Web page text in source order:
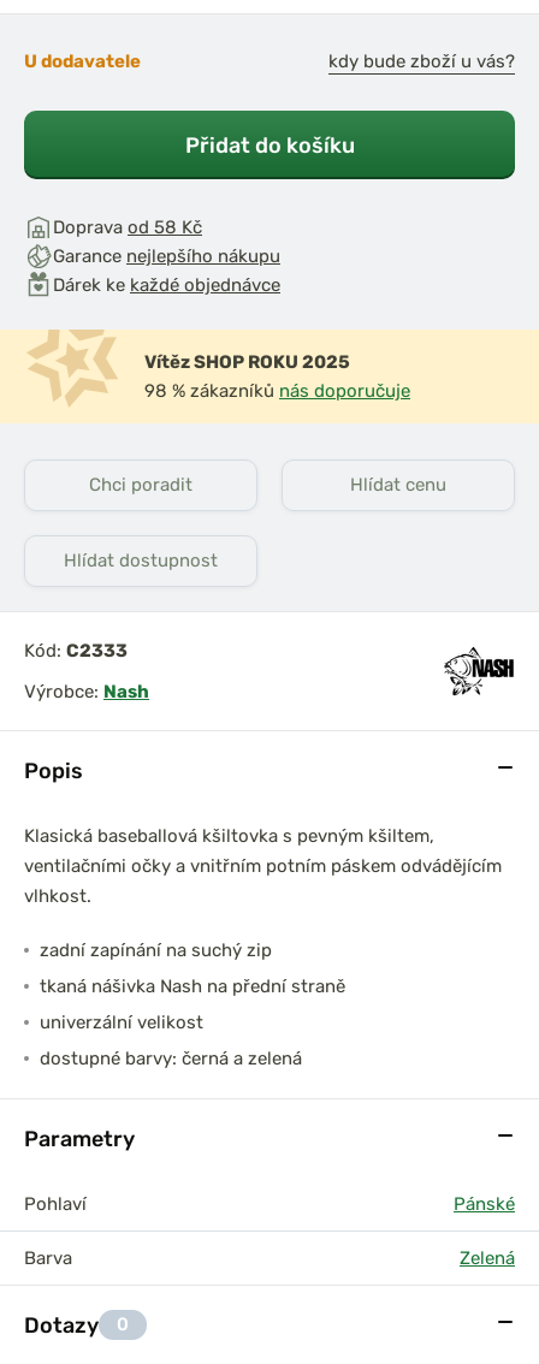
Popis
Klasická baseballová kšiltovka s pevným kšiltem,
ventilačními očky a vnitřním potním páskem odvádějícím
vlhkost.
zadní zapínání na suchý zip
tkaná nášivka Nash na přední straně
univerzální velikost
dostupné barvy: černá a zelená
Parametry
Pohlaví Pánské
Barva Zelená
Dotazy 0
U dodavatele kdy bude zboží u vás?
Přidat do košíku
Doprava od 58 Kč
Garance nejlepšího nákupu
Dárek ke každé objednávce
Vítěz SHOP ROKU 2025
98 % zákazníků nás doporučuje
Chci poradit Hlídat cenu
Hlídat dostupnost
Kód: C2333
Výrobce: Nash